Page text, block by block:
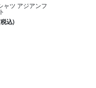
ャツ アジアンフ
込)